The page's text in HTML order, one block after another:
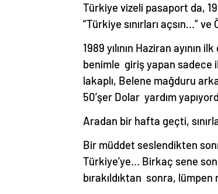
Türkiye vizeli pasaport da,
“Türkiye sınırları açsın…” ve
1989 yılının Haziran ayının
benimle giriş yapan sadece
lakaplı, Belene mağduru
50’şer Dolar yardım
Aradan bir hafta geçti,
Bir müddet seslendikten
Türkiye’ye… Birkaç sene
bırakıldıktan sonra,